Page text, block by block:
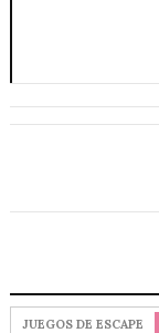
JUEGOS DE ESCAPE